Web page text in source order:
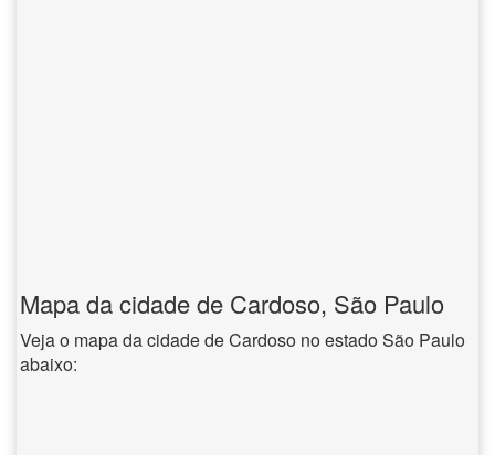
Mapa da cidade de Cardoso, São Paulo
Veja o mapa da cidade de Cardoso no estado São Paulo
abaixo: